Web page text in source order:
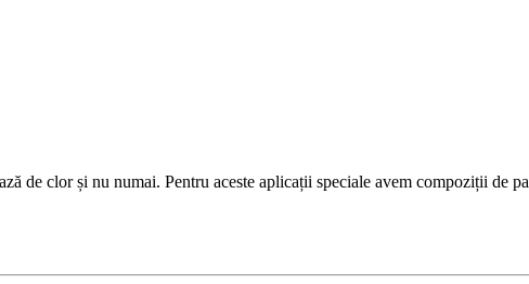
de clor și nu numai. Pentru aceste aplicații speciale avem compoziții de